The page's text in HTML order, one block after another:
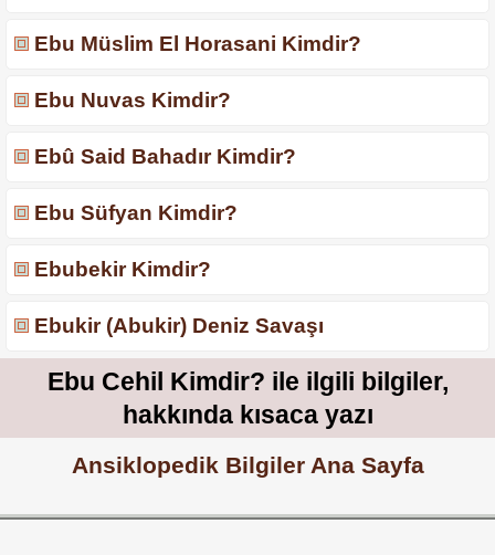
Ebu Müslim El Horasani Kimdir?
Ebu Nuvas Kimdir?
Ebû Said Bahadır Kimdir?
Ebu Süfyan Kimdir?
Ebubekir Kimdir?
Ebukir (Abukir) Deniz Savaşı
Ebu Cehil Kimdir? ile ilgili bilgiler,
hakkında kısaca yazı
Ansiklopedik Bilgiler Ana Sayfa